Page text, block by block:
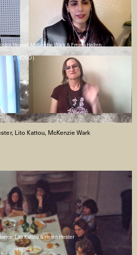
Hester, McKenzie Wark & Emma Holten
( VIDEO )
Lito Kattou, McKenzie Wark
Lito Kattou & Helen Hester
( PDF )